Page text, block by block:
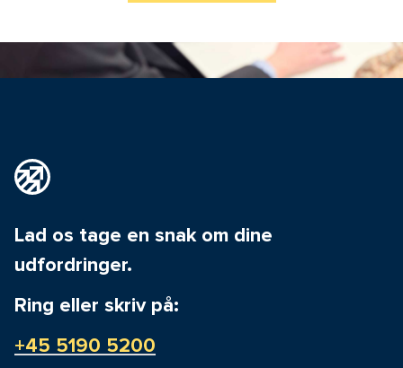
Lad os tage en snak om dine
udfordringer.
Ring eller skriv på:
+45 5190 5200